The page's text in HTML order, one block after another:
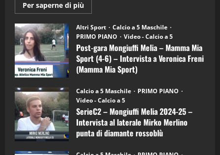
Per saperne di più
informazioni
Post-
gara
Mongiuffi
Melia
–
Mamma
Mia
Sport
6)
–
Intervista
a
mister
Arturo
Carciotto
(Mongiuffi
Altri Sport
Calcio a 5 Maschile
PRIMO PIANO
Video - Calcio a 5
Post-gara Mongiuffi Melia – Mamma Mia
Sport (4-6) – Intervista a Veronica Freni
(Mamma Mia Sport)
Calcio a 5 Maschile
PRIMO PIANO
Video - Calcio a 5
SerieC2 – Mongiuffi Melia 2024-25 –
Intervista al laterale Mirko Merlino
punta di diamante rossoblù
3
"SportEmpire" in Podcast
“SportEmpire” in Podcast: 28^ Puntata
(Martedi 21 Aprile 2026)
21/04/2026
4
“SportEmpire” in Podcast: 27^ Puntata
(Martedi 14 Aprile 2026)
15/04/2026